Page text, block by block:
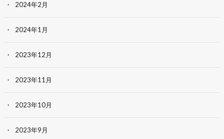
2024年2月
2024年1月
2023年12月
2023年11月
2023年10月
2023年9月